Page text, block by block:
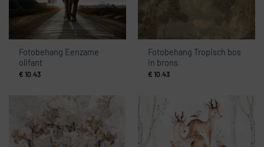
Fotobehang Eenzame
olifant
€ 10.43
Fotobehang Tropisch bos
in brons
€ 10.43